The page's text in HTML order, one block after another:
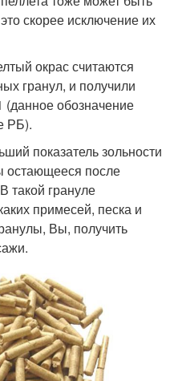
скорее исключение их
окрас считаются
гранул, и получили
(данное обозначение
РБ).
показатель зольности
остающееся после
такой грануле
примесей, песка и
Вы, получить